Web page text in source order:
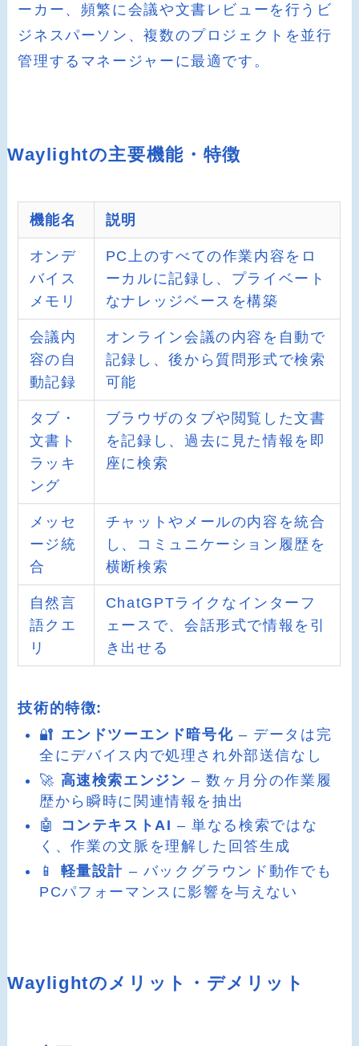
ーカー、頻繁に会議や文書レビューを行うビ
ジネスパーソン、複数のプロジェクトを並行
管理するマネージャーに最適です。
Waylightの主要機能・特徴
機能名 説明
オンデ
バイス
メモリ
PC上のすべての作業内容をロ
ーカルに記録し、プライベート
なナレッジベースを構築
会議内
容の自
動記録
オンライン会議の内容を自動で
記録し、後から質問形式で検索
可能
タブ・
文書ト
ラッキ
ング
ブラウザのタブや閲覧した文書
を記録し、過去に見た情報を即
座に検索
メッセ
ージ統
合
チャットやメールの内容を統合
し、コミュニケーション履歴を
横断検索
自然言
語クエ
リ
ChatGPTライクなインターフ
ェースで、会話形式で情報を引
き出せる
技術的特徴:
🔐 エンドツーエンド暗号化 – データは完
全にデバイス内で処理され外部送信なし
🚀 高速検索エンジン – 数ヶ月分の作業履
歴から瞬時に関連情報を抽出
🤖
コンテキストAI – 単なる検索ではな
く、作業の文脈を理解した回答生成
📱 軽量設計 – バックグラウンド動作でも
PCパフォーマンスに影響を与えない
Waylightのメリット・デメリット